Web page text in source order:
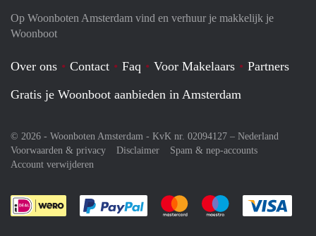
Op Woonboten Amsterdam vind en verhuur je makkelijk je
Woonboot
Over ons Contact Faq Voor Makelaars
Partners
Gratis je Woonboot aanbieden in Amsterdam
© 2026 - Woonboten Amsterdam - KvK nr. 02094127 – Nederland
Voorwaarden & privacy
Disclaimer
Spam & nep-accounts
Account verwijderen
Je rekent gemakkelijk af met Paypal
Je rekent gemakkelijk af met
Je rekent